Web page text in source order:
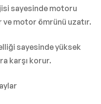
sayesinde motoru
motor ömrünü uzatır.
sayesinde yüksek
karşı korur.